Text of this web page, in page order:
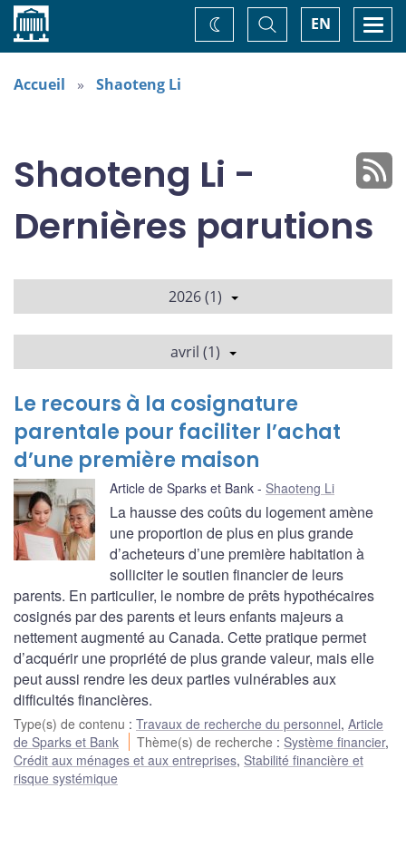
Accueil EN
Basculer
la
recherche
Changez
de
Accueil Shaoteng Li
Shaoteng Li -
Dernières parutions
2026 (1)
avril (1)
Le recours à la cosignature
parentale pour faciliter l’achat
d’une première maison
Article de Sparks et Bank Shaoteng Li
La hausse des coûts du logement amène
une proportion de plus en plus grande
d’acheteurs d’une première habitation à
solliciter le soutien financier de leurs
parents. En particulier, le nombre de prêts hypothécaires
cosignés par des parents et leurs enfants majeurs a
nettement augmenté au Canada. Cette pratique permet
d’acquérir une propriété de plus grande valeur, mais elle
peut aussi rendre les deux parties vulnérables aux
difficultés financières.
Type(s) de contenu : Travaux de recherche du personnel, Article
de Sparks et Bank
Thème(s) de recherche : Système financier,
Crédit aux ménages et aux entreprises, Stabilité financière et
risque systémique